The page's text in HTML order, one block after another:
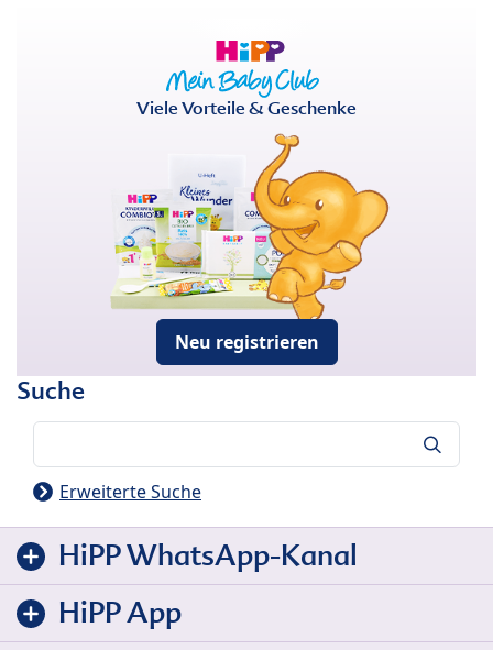
Viele Vorteile & Geschenke
Neu registrieren
Suche
Erweiterte Suche
HiPP WhatsApp-Kanal
HiPP App